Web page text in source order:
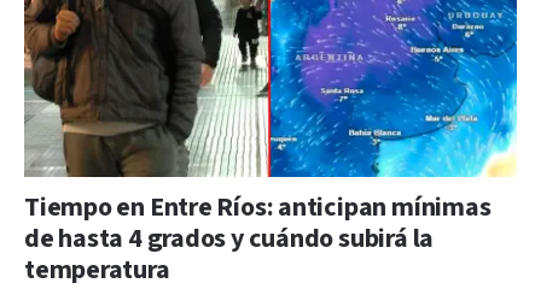
Tiempo en Entre Ríos: anticipan mínimas
de hasta 4 grados y cuándo subirá la
temperatura